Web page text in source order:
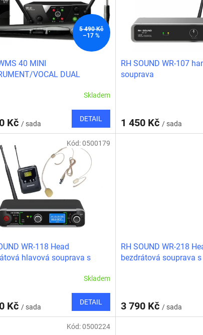
5 490 Kč
–17 %
40 MINI
VOCAL DUAL
Skladem
Kč / sada
DETAIL
RH SOUND WR-107
souprava
1 450 Kč / sada
WR-118 Head
hlavová souprava s
Skladem
Kč / sada
DETAIL
Kód:0500179
RH SOUND WR-218
bezdrátová souprava
3 790 Kč / sada
Kód:0500224